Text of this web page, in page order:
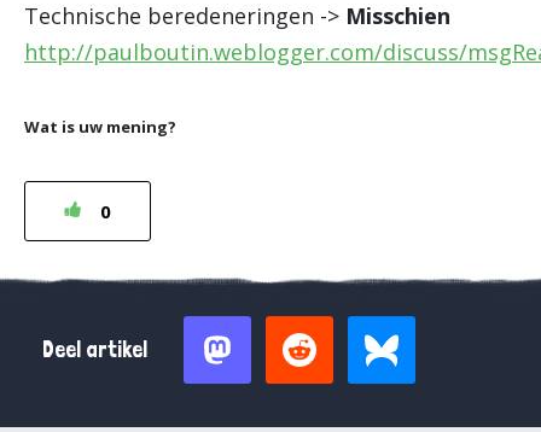
Technische beredeneringen -> Misschien
http://paulboutin.weblogger.com/discuss/
Wat is uw mening?
0
Deel artikel